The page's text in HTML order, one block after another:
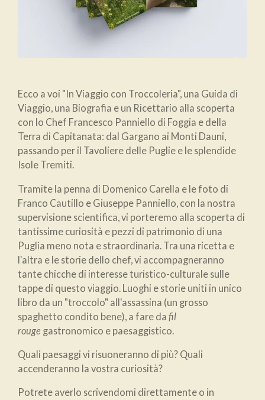
Ecco a voi "In Viaggio con Troccoleria", una Guida di
Viaggio, una Biografia e un Ricettario alla scoperta
con lo Chef Francesco Panniello di Foggia e della
Terra di Capitanata: dal Gargano ai Monti Dauni,
passando per il Tavoliere delle Puglie e le splendide
Isole Tremiti.
Tramite la penna di Domenico Carella e le foto di
Franco Cautillo e Giuseppe Panniello, con la nostra
supervisione scientifica, vi porteremo alla scoperta di
tantissime curiosità e pezzi di patrimonio di una
Puglia meno nota e straordinaria. Tra una ricetta e
l'altra e le storie dello chef, vi accompagneranno
tante chicche di interesse turistico-culturale sulle
tappe di questo viaggio. Luoghi e storie uniti in unico
libro da un "troccolo" all'assassina (un grosso
spaghetto condito bene), a fare da fil
rouge gastronomico e paesaggistico.
Quali paesaggi vi risuoneranno di più? Quali
accenderanno la vostra curiosità?
Potrete averlo scrivendomi direttamente o in